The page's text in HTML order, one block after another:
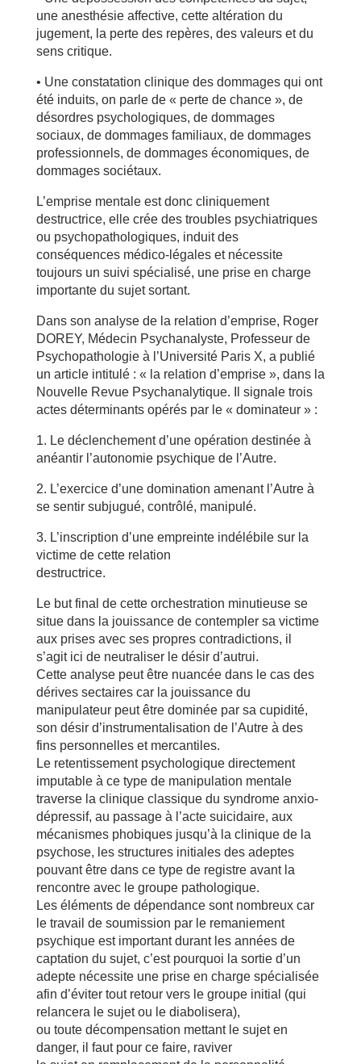
une anesthésie affective, cette altération du
jugement, la perte des repères, des valeurs et du
sens critique.
• Une constatation clinique des dommages qui ont
été induits, on parle de « perte de chance », de
désordres psychologiques, de dommages
sociaux, de dommages familiaux, de dommages
professionnels, de dommages économiques, de
dommages sociétaux.
L’emprise mentale est donc cliniquement
destructrice, elle crée des troubles psychiatriques
ou psychopathologiques, induit des
conséquences médico-légales et nécessite
toujours un suivi spécialisé, une prise en charge
importante du sujet sortant.
Dans son analyse de la relation d’emprise, Roger
DOREY, Médecin Psychanalyste, Professeur de
Psychopathologie à l’Université Paris X, a publié
un article intitulé : « la relation d’emprise », dans la
Nouvelle Revue Psychanalytique. Il signale trois
actes déterminants opérés par le « dominateur » :
1. Le déclenchement d’une opération destinée à
anéantir l’autonomie psychique de l’Autre.
2. L’exercice d’une domination amenant l’Autre à
se sentir subjugué, contrôlé, manipulé.
3. L’inscription d’une empreinte indélébile sur la
victime de cette relation
destructrice.
Le but final de cette orchestration minutieuse se
situe dans la jouissance de contempler sa victime
aux prises avec ses propres contradictions, il
s’agit ici de neutraliser le désir d’autrui.
Cette analyse peut être nuancée dans le cas des
dérives sectaires car la jouissance du
manipulateur peut être dominée par sa cupidité,
son désir d’instrumentalisation de l’Autre à des
fins personnelles et mercantiles.
Le retentissement psychologique directement
imputable à ce type de manipulation mentale
traverse la clinique classique du syndrome anxio-
dépressif, au passage à l’acte suicidaire, aux
mécanismes phobiques jusqu’à la clinique de la
psychose, les structures initiales des adeptes
pouvant être dans ce type de registre avant la
rencontre avec le groupe pathologique.
Les éléments de dépendance sont nombreux car
le travail de soumission par le remaniement
psychique est important durant les années de
captation du sujet, c’est pourquoi la sortie d’un
adepte nécessite une prise en charge spécialisée
afin d’éviter tout retour vers le groupe initial (qui
relancera le sujet ou le diabolisera),
ou toute décompensation mettant le sujet en
danger, il faut pour ce faire, raviver